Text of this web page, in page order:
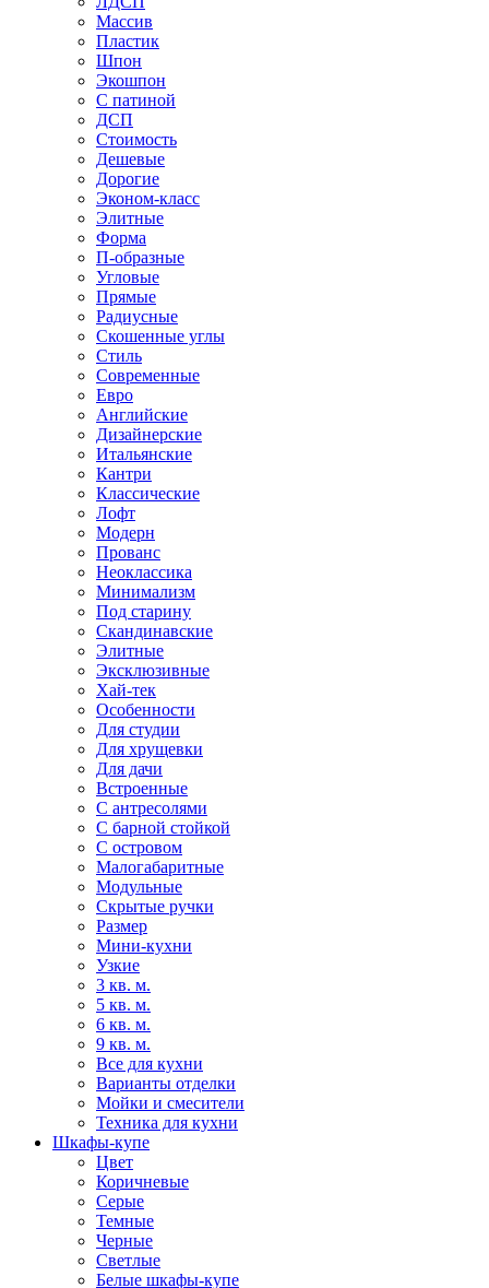
Массив
Пластик
Шпон
Экошпон
С патиной
ДСП
Стоимость
Дешевые
Дорогие
Эконом-класс
Элитные
Форма
П-образные
Угловые
Прямые
Радиусные
Скошенные углы
Стиль
Современные
Евро
Английские
Дизайнерские
Итальянские
Кантри
Классические
Лофт
Модерн
Прованс
Неоклассика
Минимализм
Под старину
Скандинавские
Элитные
Эксклюзивные
Хай-тек
Особенности
Для студии
Для хрущевки
Для дачи
Встроенные
С антресолями
С барной стойкой
С островом
Малогабаритные
Модульные
Скрытые ручки
Размер
Мини-кухни
Узкие
3 кв. м.
5 кв. м.
6 кв. м.
9 кв. м.
Все для кухни
Варианты отделки
Мойки и смесители
Техника для кухни
Шкафы-купе
Цвет
Коричневые
Серые
Темные
Черные
Светлые
Белые шкафы-купе